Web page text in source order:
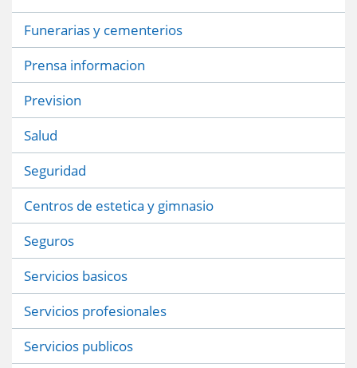
Funerarias y cementerios
Prensa informacion
Prevision
Salud
Seguridad
Centros de estetica y gimnasio
Seguros
Servicios basicos
Servicios profesionales
Servicios publicos